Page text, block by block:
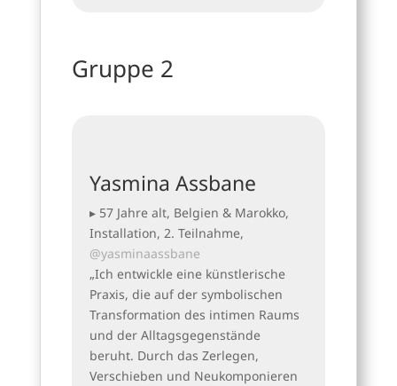
Gruppe 2
Yasmina Assbane
▸ 57 Jahre alt, Belgien & Marokko,
Installation, 2. Teilnahme,
@yasminaassbane
„Ich entwickle eine künstlerische
Praxis, die auf der symbolischen
Transformation des intimen Raums
und der Alltagsgegenstände
beruht. Durch das Zerlegen,
Verschieben und Neukomponieren